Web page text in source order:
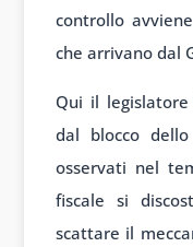
controllo
che arrivano dal
Qui il
dal blocco
osservati nel
fiscale si
scattare il